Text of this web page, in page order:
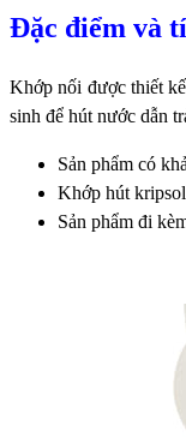
Đặc điểm và
Khớp nối được thiết
sinh để hút nước dẫn
Sản phẩm có
Khớp hút
Sản phẩm đi